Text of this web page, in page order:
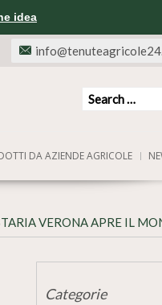
idea
DA AZIENDE AGRICOLE
VERONA APRE IL
Categorie